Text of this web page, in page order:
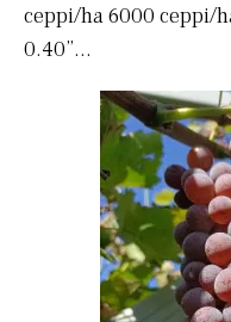
ceppi/ha 6000 ceppi/
0.40”…